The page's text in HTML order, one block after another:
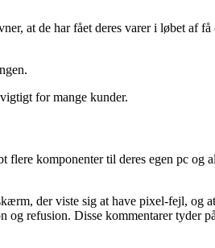
at de har fået deres varer i løbet af
for mange kunder.
komponenter til deres egen pc og
der viste sig at have pixel-fejl, og
refusion. Disse kommentarer tyder